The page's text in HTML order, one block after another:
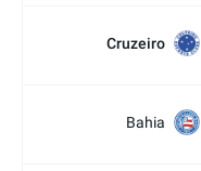
Cruzeiro
Bahia